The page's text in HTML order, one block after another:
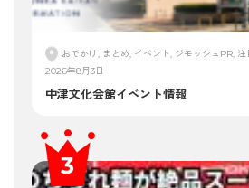
おでかけ, まとめ, イベント, ジモッシュPR, 注
2026年8月3日
中津文化会館イベント情報